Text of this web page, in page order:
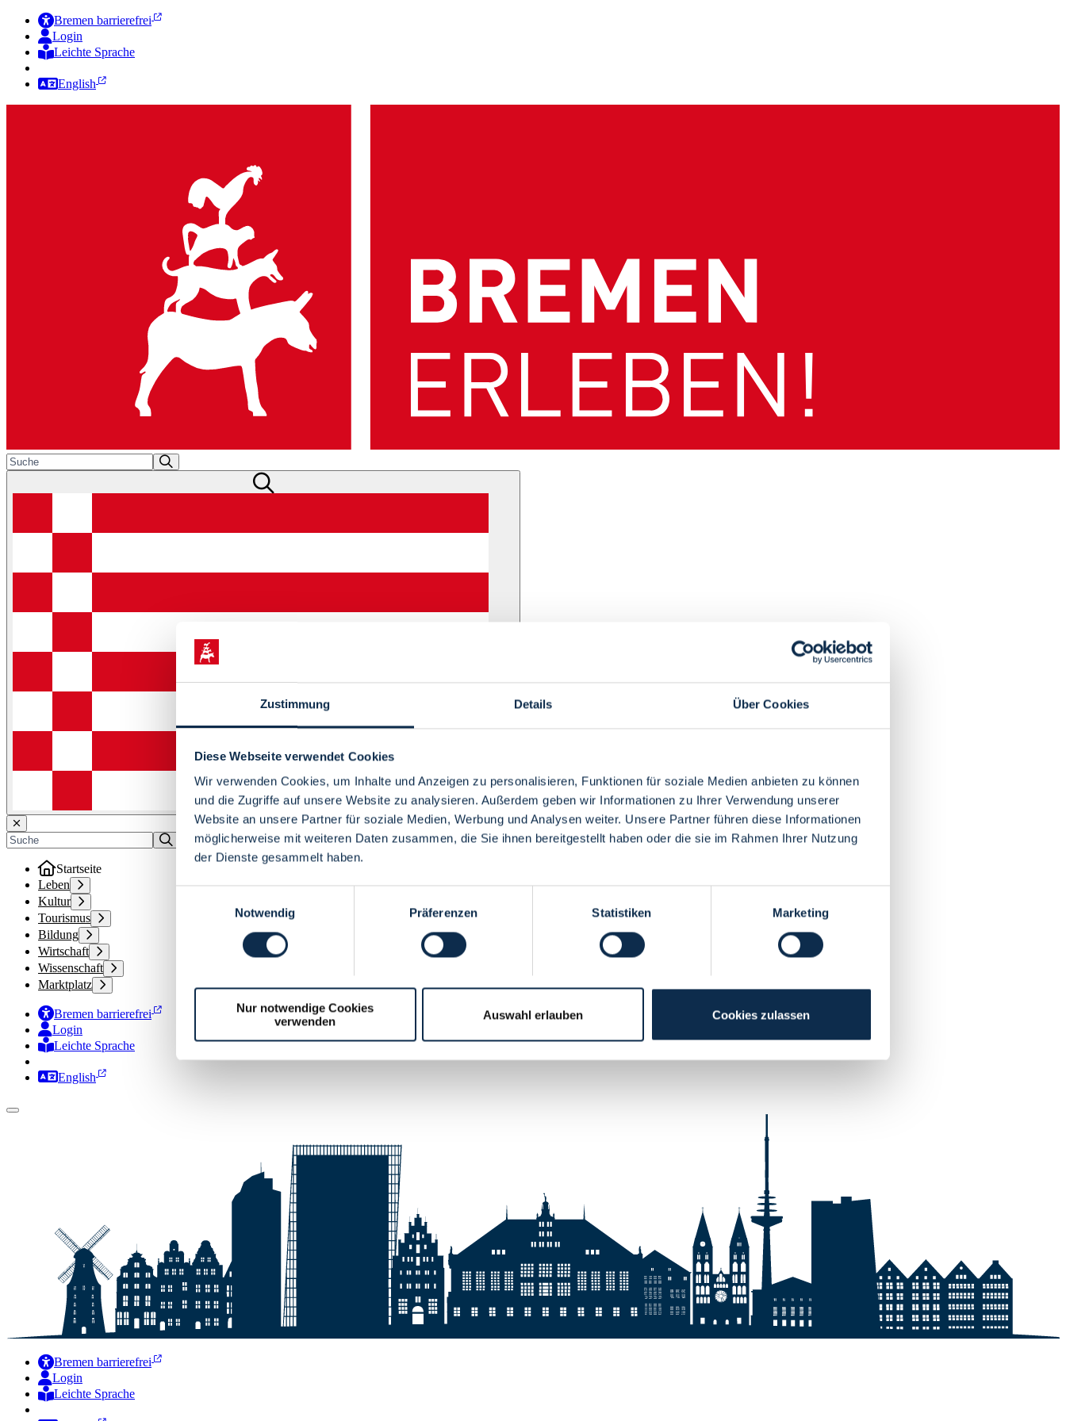
Zustimmung Details Über Cookies
Diese Webseite verwendet Cookies
Wir verwenden Cookies, um Inhalte und Anzeigen zu personalisieren, Funktionen für soziale Medien anbieten zu können
und die Zugriffe auf unsere Website zu analysieren. Außerdem geben wir Informationen zu Ihrer Verwendung unserer
Website an unsere Partner für soziale Medien, Werbung und Analysen weiter. Unsere Partner führen diese Informationen
möglicherweise mit weiteren Daten zusammen, die Sie ihnen bereitgestellt haben oder die sie im Rahmen Ihrer Nutzung
der Dienste gesammelt haben.
Notwendig
Präferenzen Statistiken Marketing
Nur notwendige Cookies
verwenden
Auswahl erlauben Cookies zulassen
Bremen barrierefrei
Login
Leichte Sprache
English
Menü
Startseite
Leben
Kultur
Tourismus
Bildung
Wirtschaft
Wissenschaft
Marktplatz
Bremen barrierefrei
Login
Leichte Sprache
Zur Deutschen Gebärdensprache
English
Bremen barrierefrei
Login
Leichte Sprache